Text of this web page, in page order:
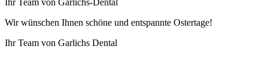
Wir wünschen Ihnen schöne und entspannte Ostertage!
Ihr Team von Garlichs Dental